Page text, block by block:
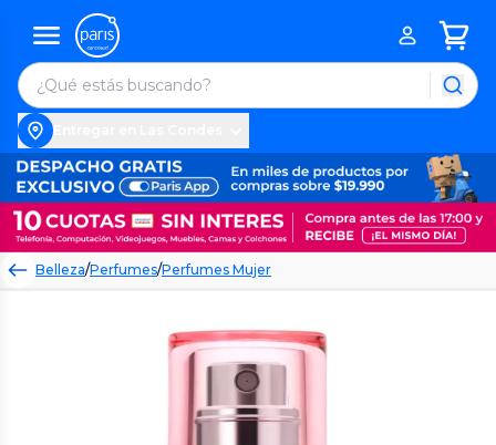
Belleza/Perfumes/Perfumes Mujer